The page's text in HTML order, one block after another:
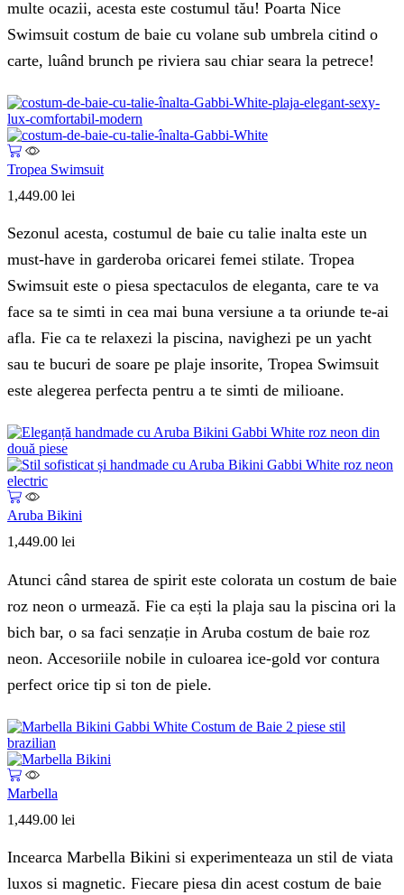
multe ocazii, acesta este costumul tău! Poarta Nice
Swimsuit costum de baie cu volane sub umbrela citind o
carte, luând brunch pe riviera sau chiar seara la petrece!
Tropea Swimsuit
1,449.00 lei
Sezonul acesta, costumul de baie cu talie inalta este un
must-have in garderoba oricarei femei stilate. Tropea
Swimsuit este o piesa spectaculos de eleganta, care te va
face sa te simti in cea mai buna versiune a ta oriunde te-ai
afla. Fie ca te relaxezi la piscina, navighezi pe un yacht
sau te bucuri de soare pe plaje insorite, Tropea Swimsuit
este alegerea perfecta pentru a te simti de milioane.
Aruba Bikini
1,449.00 lei
Atunci când starea de spirit este colorata un costum de baie
roz neon o urmează. Fie ca ești la plaja sau la piscina ori la
bich bar, o sa faci senzație in Aruba costum de baie roz
neon. Accesoriile nobile in culoarea ice-gold vor contura
perfect orice tip si ton de piele.
Marbella
1,449.00 lei
Incearca Marbella Bikini si experimenteaza un stil de viata
luxos si magnetic. Fiecare piesa din acest costum de baie